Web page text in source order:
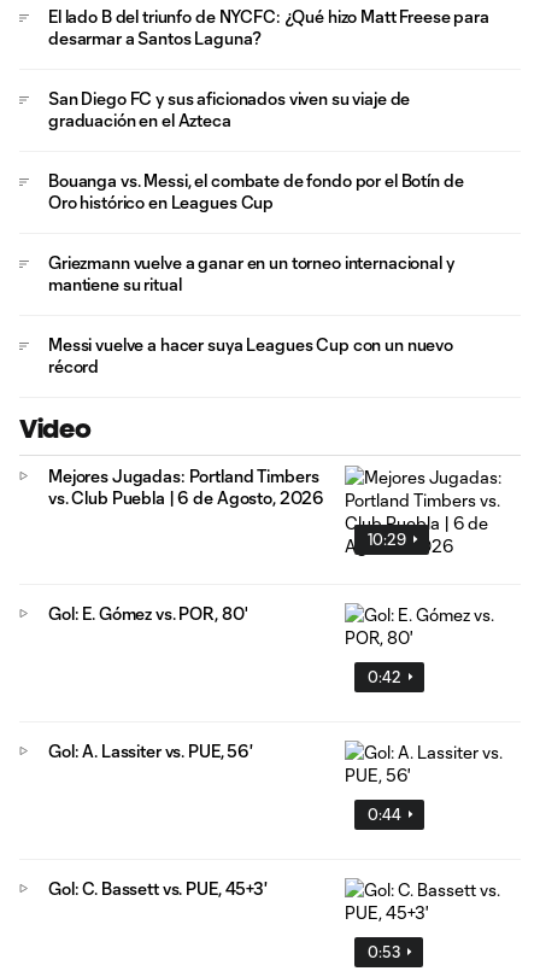
El lado B del triunfo de NYCFC: ¿Qué hizo Matt Freese para
desarmar a Santos Laguna?
San Diego FC y sus aficionados viven su viaje de
graduación en el Azteca
Bouanga vs. Messi, el combate de fondo por el Botín de
Oro histórico en Leagues Cup
Griezmann vuelve a ganar en un torneo internacional y
mantiene su ritual
Messi vuelve a hacer suya Leagues Cup con un nuevo
récord
Video
10:29
Mejores Jugadas: Portland Timbers
vs. Club Puebla | 6 de Agosto, 2026
0:42
Gol: E. Gómez vs. POR, 80'
0:44
Gol: A. Lassiter vs. PUE, 56'
0:53
Gol: C. Bassett vs. PUE, 45+3'